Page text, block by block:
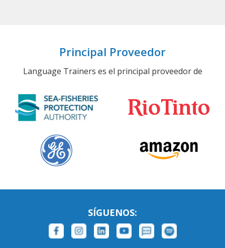
Principal Proveedor
Language Trainers es el principal proveedor de
SÍGUENOS: